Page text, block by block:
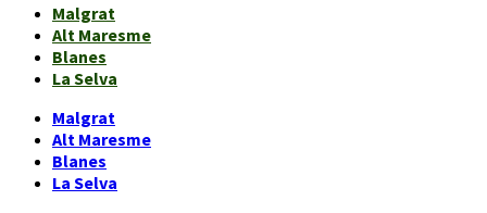
Malgrat
Alt Maresme
Blanes
La Selva
Malgrat
Alt Maresme
Blanes
La Selva